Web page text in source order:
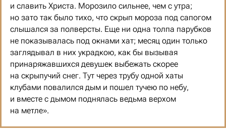
и славить Христа. Морозило сильнее, чем с утра;
но зато так было тихо, что скрып мороза под сапогом
слышался за полверсты. Еще ни одна толпа парубков
не показывалась под окнами хат; месяц один только
заглядывал в них украдкою, как бы вызывая
принаряжавшихся девушек выбежать скорее
на скрыпучий снег. Тут через трубу одной хаты
клубами повалился дым и пошел тучею по небу,
и вместе с дымом поднялась ведьма верхом
на метле».